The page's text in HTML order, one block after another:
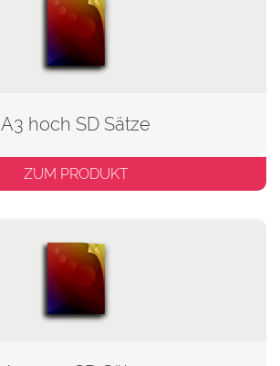
A3 hoch SD Sätze
ZUM PRODUKT